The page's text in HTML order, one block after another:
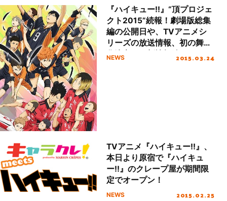
2015年10月より放送開始!!
『ハイキュー!!』“頂プロジェ
クト2015”続報！劇場版総集
編の公開日や、TVアニメシ
リーズの放送情報、初の舞台
化決定など新情報続々！
NEWS 2015.03.24
TVアニメ『ハイキュー!!』、
本日より原宿で『ハイキュ
ー!!』のクレープ屋が期間限
定でオープン！
NEWS 2015.02.25